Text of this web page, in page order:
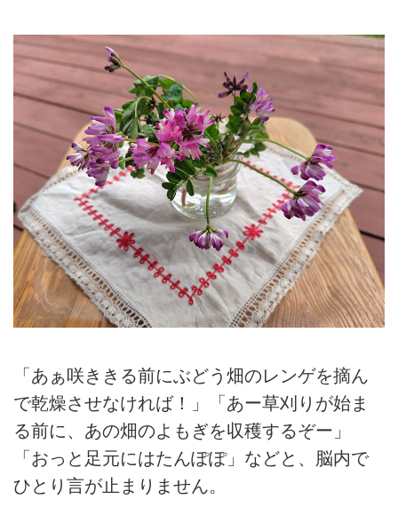
「あぁ咲ききる前にぶどう畑のレンゲを摘ん
で乾燥させなければ！」「あー草刈りが始ま
る前に、あの畑のよもぎを収穫するぞー」
「おっと足元にはたんぽぽ」などと、脳内で
ひとり言が止まりません。